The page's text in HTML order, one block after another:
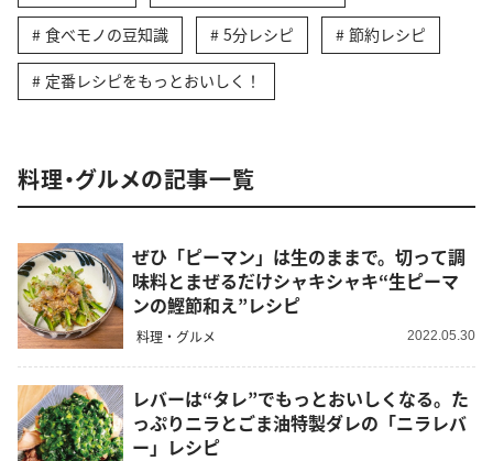
食べモノの豆知識 5分レシピ 節約レシピ
定番レシピをもっとおいしく！
料理・グルメの記事一覧
ぜひ「ピーマン」は生のままで。切って調
味料とまぜるだけシャキシャキ“生ピーマ
ンの鰹節和え”レシピ
料理・グルメ 2022.05.30
レバーは“タレ”でもっとおいしくなる。た
っぷりニラとごま油特製ダレの「ニラレバ
ー」レシピ